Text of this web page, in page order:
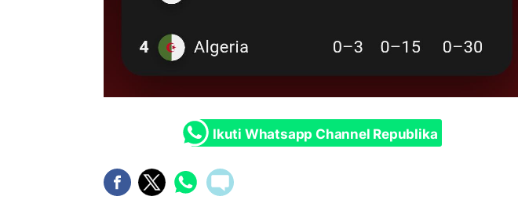
Ikuti Whatsapp Channel Republika